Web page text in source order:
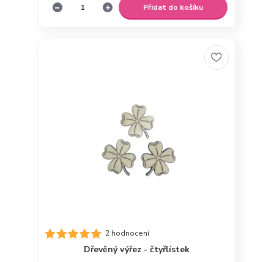
Přidat do košíku
2 hodnocení
Dřevěný výřez - čtyřlístek